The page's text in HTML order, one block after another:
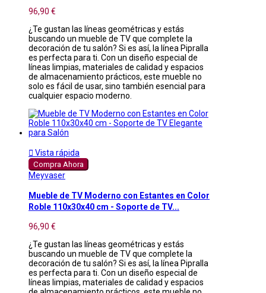
96,90 €
¿Te gustan las líneas geométricas y estás
buscando un mueble de TV que complete la
decoración de tu salón? Si es así, la línea Pipralla
es perfecta para ti. Con un diseño especial de
líneas limpias, materiales de calidad y espacios
de almacenamiento prácticos, este mueble no
solo es fácil de usar, sino también esencial para
cualquier espacio moderno.
 Vista rápida
Compra Ahora
Meyvaser
Mueble de TV Moderno con Estantes en Color
Roble 110x30x40 cm - Soporte de TV...
96,90 €
¿Te gustan las líneas geométricas y estás
buscando un mueble de TV que complete la
decoración de tu salón? Si es así, la línea Pipralla
es perfecta para ti. Con un diseño especial de
líneas limpias, materiales de calidad y espacios